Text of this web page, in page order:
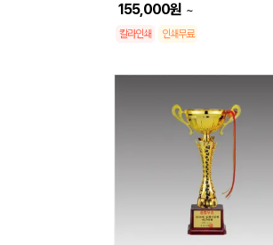
155,000원 ~
칼라인쇄 인쇄무료